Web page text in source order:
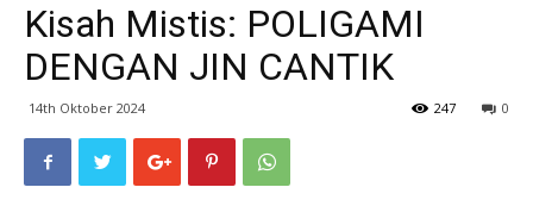
Kisah Mistis: POLIGAMI
DENGAN JIN CANTIK
14th Oktober 2024 0
247